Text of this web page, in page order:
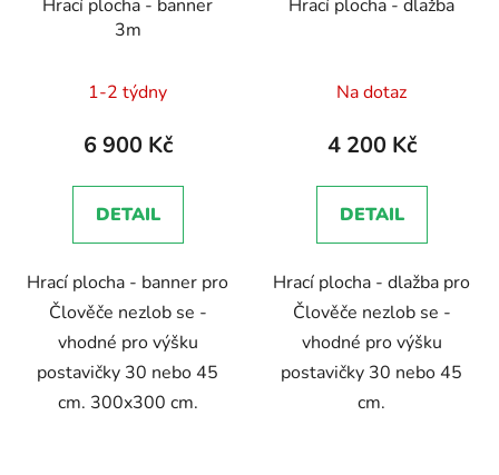
Hrací plocha - banner
3m
1-2 týdny
6 900 Kč
DETAIL
Hrací plocha - banner pro
Člověče nezlob se -
vhodné pro výšku
postavičky 30 nebo 45
cm. 300x300 cm.
Hrací plocha - dlažba
Na dotaz
4 200 Kč
DETAIL
Hrací plocha - dlažba pro
Člověče nezlob se -
vhodné pro výšku
postavičky 30 nebo 45
cm.